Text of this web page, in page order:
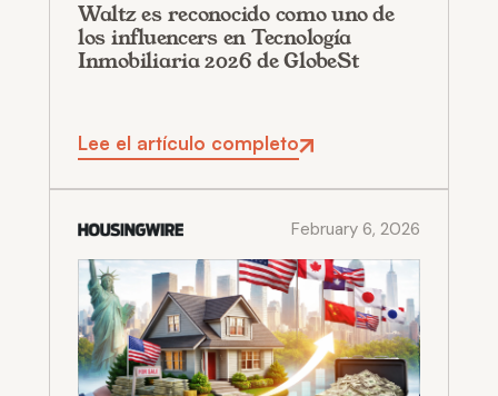
Waltz es reconocido como uno de
los influencers en Tecnología
Inmobiliaria 2026 de GlobeSt
Lee el artículo completo
February 6, 2026